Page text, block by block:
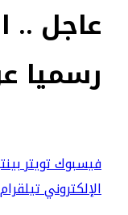
عاجل ..
رسميا
فيسبوكتويتر
الإلكترونيتيلقرام